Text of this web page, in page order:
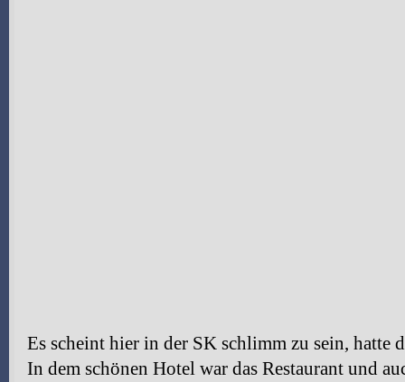
Es scheint hier in der SK schlimm zu sein, hatte
In dem schönen Hotel war das Restaurant und